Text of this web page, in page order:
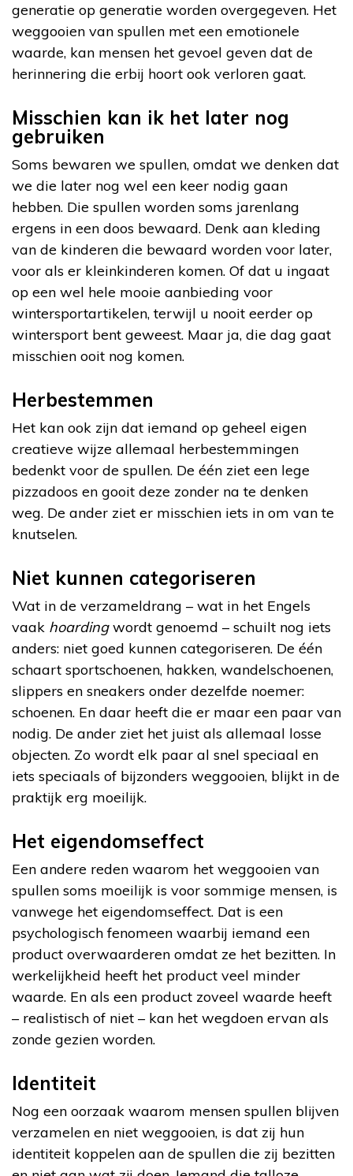
generatie op generatie worden overgegeven. Het
weggooien van spullen met een emotionele
waarde, kan mensen het gevoel geven dat de
herinnering die erbij hoort ook verloren gaat.
Misschien kan ik het later nog
gebruiken
Soms bewaren we spullen, omdat we denken dat
we die later nog wel een keer nodig gaan
hebben. Die spullen worden soms jarenlang
ergens in een doos bewaard. Denk aan kleding
van de kinderen die bewaard worden voor later,
voor als er kleinkinderen komen. Of dat u ingaat
op een wel hele mooie aanbieding voor
wintersportartikelen, terwijl u nooit eerder op
wintersport bent geweest. Maar ja, die dag gaat
misschien ooit nog komen.
Herbestemmen
Het kan ook zijn dat iemand op geheel eigen
creatieve wijze allemaal herbestemmingen
bedenkt voor de spullen. De één ziet een lege
pizzadoos en gooit deze zonder na te denken
weg. De ander ziet er misschien iets in om van te
knutselen.
Niet kunnen categoriseren
Wat in de verzameldrang – wat in het Engels
vaak hoardingwordt genoemd – schuilt nog iets
anders: niet goed kunnen categoriseren. De één
schaart sportschoenen, hakken, wandelschoenen,
slippers en sneakers onder dezelfde noemer:
schoenen. En daar heeft die er maar een paar van
nodig. De ander ziet het juist als allemaal losse
objecten. Zo wordt elk paar al snel speciaal en
iets speciaals of bijzonders weggooien, blijkt in de
praktijk erg moeilijk.
Het eigendomseffect
Een andere reden waarom het weggooien van
spullen soms moeilijk is voor sommige mensen, is
vanwege het eigendomseffect. Dat is een
psychologisch fenomeen waarbij iemand een
product overwaarderen omdat ze het bezitten. In
werkelijkheid heeft het product veel minder
waarde. En als een product zoveel waarde heeft
– realistisch of niet – kan het wegdoen ervan als
zonde gezien worden.
Identiteit
Nog een oorzaak waarom mensen spullen blijven
verzamelen en niet weggooien, is dat zij hun
identiteit koppelen aan de spullen die zij bezitten